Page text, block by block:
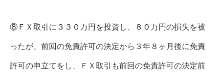
⑧ＦＸ取引に３３０万円を投資し、８０万円の損失を被
ったが、前回の免責許可の決定から３年８ヶ月後に免責
許可の申立てをし、ＦＸ取引も前回の免責許可の決定前